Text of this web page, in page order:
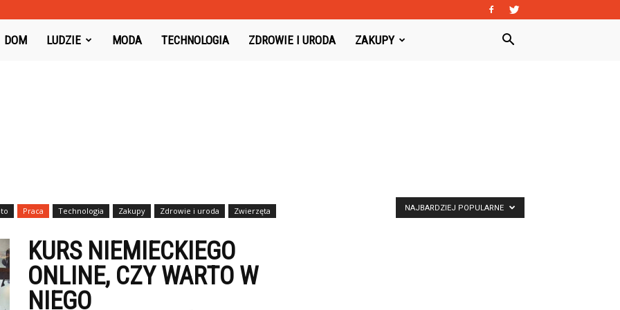
Toysboard.pl
DOM LUDZIE MODA TECHNOLOGIA ZDROWIE I URODA ZAKUPY
Praca Technologia Zakupy Zdrowie i uroda Zwierzęta NAJBARDZIEJ POPULARNE
KURS NIEMIECKIEGO
ONLINE, CZY WARTO W
NIEGO